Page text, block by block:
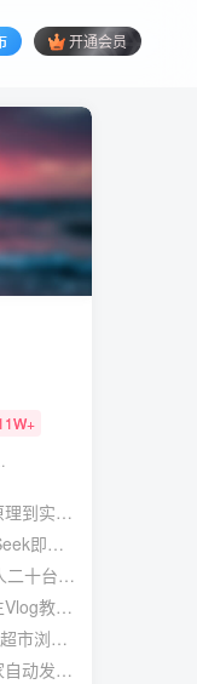
开通会员
玩法，感
机电脑
￥ 5.9 58
闲鱼
期稳定
剧创
教
配短
思维格
博主亲
封面设
货6W
练营：
，账号
程
￥2.9
的AI Agent
快速上手做爆款
批量引流获客
域红利期，抓紧做
带分佣机制
拟月入1-5万